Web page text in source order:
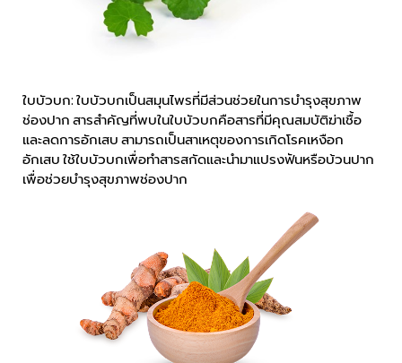
ใบบัวบก: ใบบัวบกเป็นสมุนไพรที่มีส่วนช่วยในการบำรุงสุขภาพ
ช่องปาก สารสำคัญที่พบในใบบัวบกคือสารที่มีคุณสมบัติฆ่าเชื้อ
และลดการอักเสบ สามารถเป็นสาเหตุของการเกิดโรคเหงือก
อักเสบ ใช้ใบบัวบกเพื่อทำสารสกัดและนำมาแปรงฟันหรือบ้วนปาก
เพื่อช่วยบำรุงสุขภาพช่องปาก